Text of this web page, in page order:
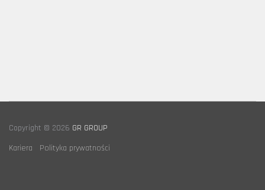
Copyright © 2026 GR GROUP
Kariera
Polityka prywatności